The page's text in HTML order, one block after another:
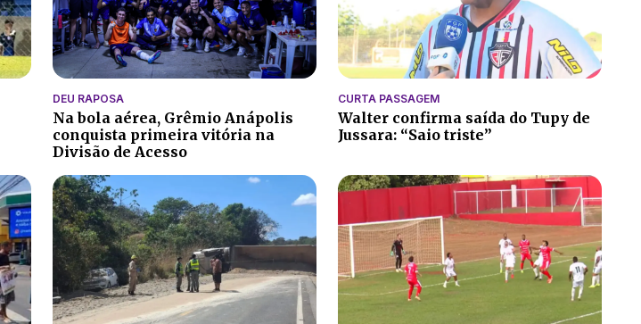
DEU RAPOSA
Na bola aérea, Grêmio Anápolis
conquista primeira vitória na
Divisão de Acesso
CURTA PASSAGEM
Walter confirma saída do Tupy de
Jussara: “Saio triste”